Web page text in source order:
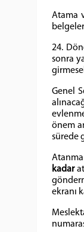
Atama
24.
sonra
Genel
önem
sürede
kadar
ekranı